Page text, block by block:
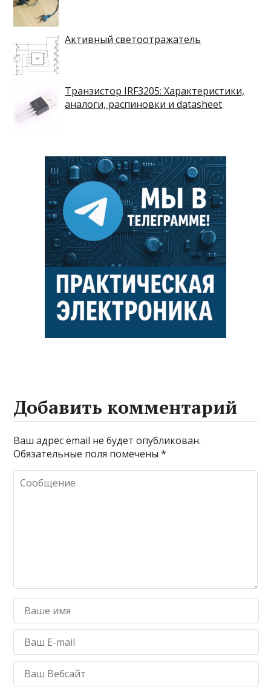
Активный светоотражатель
Транзистор IRF3205: Характеристики,
аналоги, распиновки и datasheet
Добавить комментарий
Ваш адрес email не будет опубликован.
Обязательные поля помечены*